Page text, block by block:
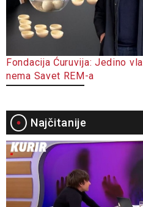
Fondacija Ćuruvija: Jedino
nema Savet REM-a
Najčitanije